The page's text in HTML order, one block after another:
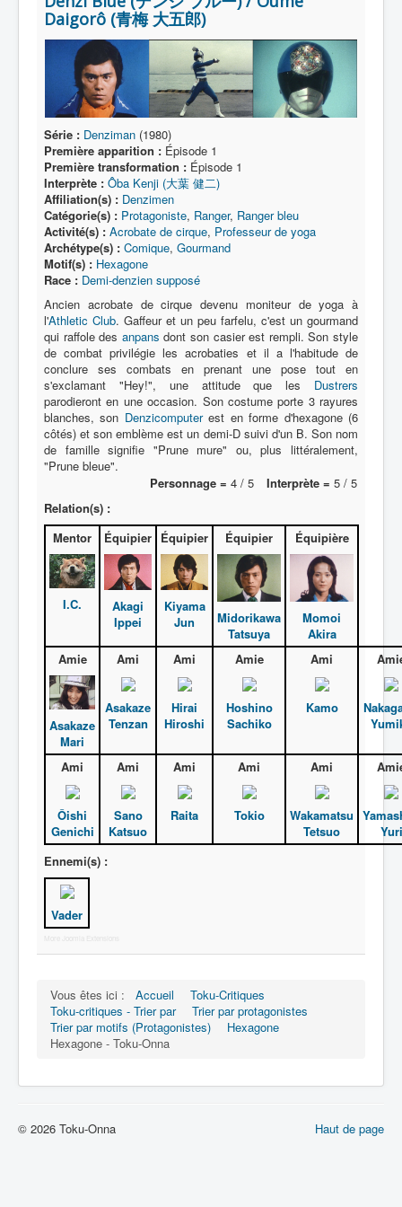
Acteur
Équipe
Personnage
Transformation
Équipement
Mecha
Objet
Lieu
Épisode
Référence
Fanservice
Générique
Protagoniste
Entourage
Monstre
Autre
Animal
Archétype
[]
Nom
Activité
Motif
Daigorô (青梅 大五郎)
Série : Denziman (1980)
Première apparition : Épisode 1
Première transformation : Épisode 1
Interprète : Ôba Kenji (大葉 健二)
Affiliation(s) : Denzimen
Catégorie(s) : Protagoniste, Ranger, Ranger bleu
Activité(s) : Acrobate de cirque, Professeur de yoga
Archétype(s) : Comique, Gourmand
Motif(s) : Hexagone
Race : Demi-denzien supposé
Ancien acrobate de cirque devenu moniteur de yoga à
l'Athletic Club. Gaffeur et un peu farfelu, c'est un gourmand
qui raffole des anpans dont son casier est rempli. Son style
de combat privilégie les acrobaties et il a l'habitude de
conclure ses combats en prenant une pose tout en
s'exclamant "Hey!", une attitude que les Dustrers
parodieront en une occasion. Son costume porte 3 rayures
blanches, son Denzicomputerest en forme d'hexagone (6
côtés) et son emblème est un demi-D suivi d'un B. Son nom
de famille signifie "Prune mure" ou, plus littéralement,
"Prune bleue".
Personnage = 4 / 5 Interprète = 5 / 5
Relation(s) :
Mentor
I.C.
Équipier
Akagi
Ippei
Équipier
Kiyama
Jun
Équipier
Midorikawa
Tatsuya
Équipière
Momoi
Akira
Amie
Asakaze
Mari
Ami
Asakaze
Tenzan
Ami
Hirai
Hiroshi
Amie
Hoshino
Sachiko
Ami
Kamo
Ami
Ôishi
Genichi
Ami
Sano
Katsuo
Ami
Raita
Ami
Tokio
Ami
Wakamatsu
Tetsuo
Yuri
Ennemi(s) :
Vader
More Joomla Extensions
Vous êtes ici : Accueil
Toku-Critiques
Toku-critiques - Trier par
Trier par protagonistes
Trier par motifs (Protagonistes)
Hexagone
Hexagone - Toku-Onna
Haut de page
© 2026 Toku-Onna